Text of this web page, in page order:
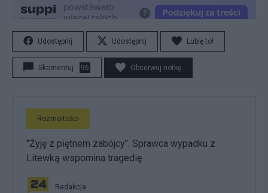
Udostępnij Udostępnij Lubię to!
Skomentuj 96 Obserwuj notkę
Rozmaitości
"Żyję z piętnem zabójcy". Sprawca wypadku z
Litewką wspomina tragedię
Redakcja